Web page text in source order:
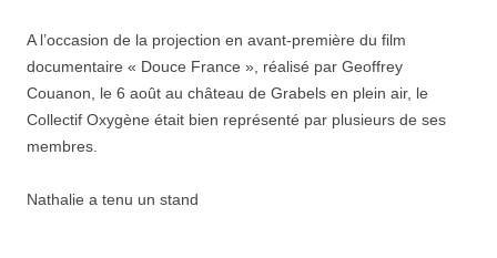
A l’occasion de la projection en avant-première du film
documentaire « Douce France », réalisé par Geoffrey
Couanon, le 6 août au château de Grabels en plein air, le
Collectif Oxygène était bien représenté par plusieurs de ses
membres.
Nathalie a tenu un stand